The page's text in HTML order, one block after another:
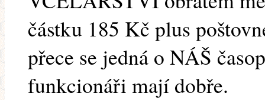
částku 185 Kč plus
přece se jedná o NÁŠ
funkcionáři mají dobře.